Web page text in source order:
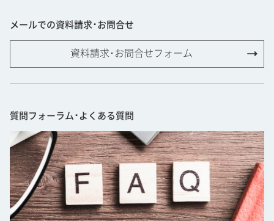
メールでの資料請求･お問合せ
資料請求･お問合せフォーム
質問フォーラム･よくある質問